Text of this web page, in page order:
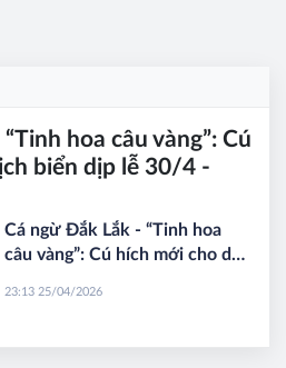
hoa câu vàng”: Cú
biển dịp lễ 30/4 -
Cá ngừ Đắk Lắk - “Tinh hoa
câu vàng”: Cú hích mới cho du
23:13 25/04/2026